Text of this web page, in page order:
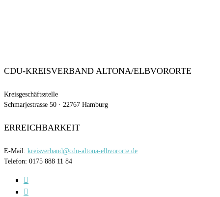
CDU-KREISVERBAND ALTONA/ELBVORORTE
Kreisgeschäftsstelle
Schmarjestrasse 50 · 22767 Hamburg
ERREICHBARKEIT
E-Mail: kreisverband@cdu-altona-elbvororte.de
Telefon: 0175 888 11 84